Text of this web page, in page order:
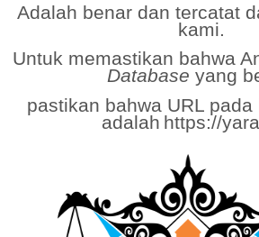
Adalah benar dan tercatat
kami.
Untuk memastikan bahwa
Database yang
pastikan bahwa URL pada
adalah https://